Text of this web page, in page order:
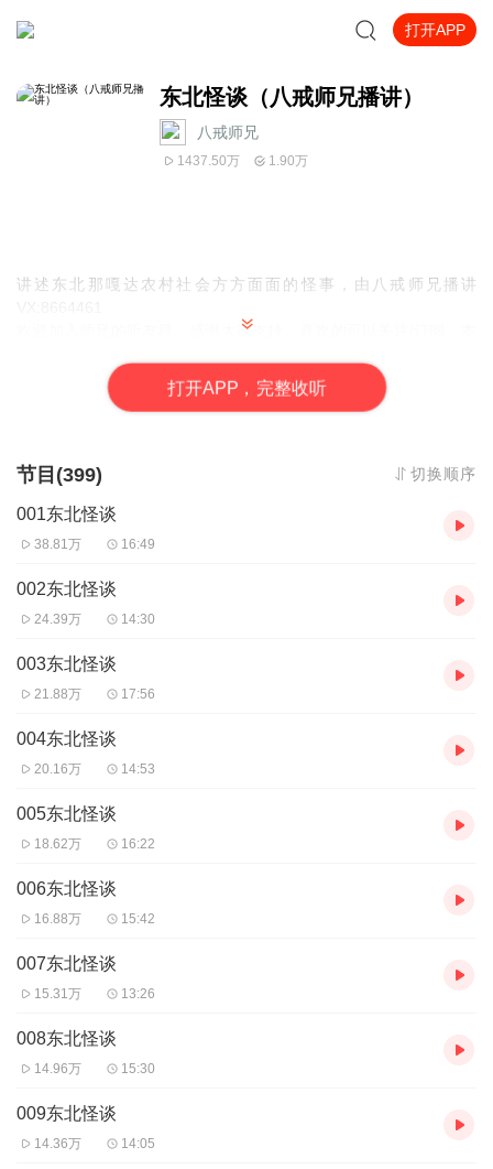
打开APP
东北怪谈（八戒师兄播讲）
八戒师兄_
1437.50万 1.90万
讲述东北那嘎达农村社会方方面面的怪事，由八戒师兄播讲
欢迎加入师兄的听友群，感谢大家支持，喜欢的可以关注/订阅，本
打开APP，完整收听
节目(399) 切换顺序
001东北怪谈
38.81万 16:49
002东北怪谈
24.39万 14:30
003东北怪谈
21.88万 17:56
004东北怪谈
20.16万 14:53
005东北怪谈
18.62万 16:22
006东北怪谈
16.88万 15:42
007东北怪谈
15.31万 13:26
008东北怪谈
14.96万 15:30
009东北怪谈
14.36万 14:05